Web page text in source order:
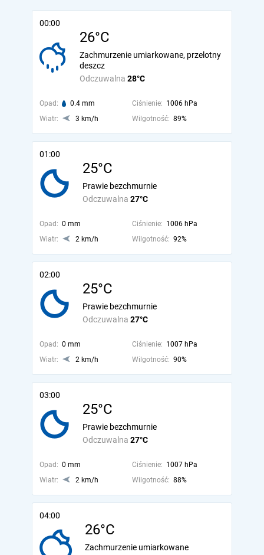
00:00
26°C
Odczuwalna 28°C
Zachmurzenie umiarkowane, przelotny
deszcz
Opad: 0.4 mm Ciśnienie: 1006 hPa
Wiatr:
3 km/h Wilgotność: 89%
01:00
25°C
Odczuwalna 27°C
Prawie bezchmurnie
Opad: 0 mm Ciśnienie: 1006 hPa
Wiatr:
2 km/h Wilgotność: 92%
02:00
25°C
Odczuwalna 27°C
Prawie bezchmurnie
Opad: 0 mm Ciśnienie: 1007 hPa
Wiatr:
2 km/h Wilgotność: 90%
03:00
25°C
Odczuwalna 27°C
Prawie bezchmurnie
Opad: 0 mm Ciśnienie: 1007 hPa
Wiatr:
2 km/h Wilgotność: 88%
04:00
26°C
Zachmurzenie umiarkowane